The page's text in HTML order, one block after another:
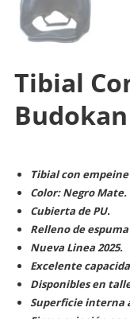
Tibial
Tibial con
Color: Negro Mate.
Cubierta de PU.
Relleno de
Nueva Linea 2025.
Excelente
Disponibles en
Superficie interna